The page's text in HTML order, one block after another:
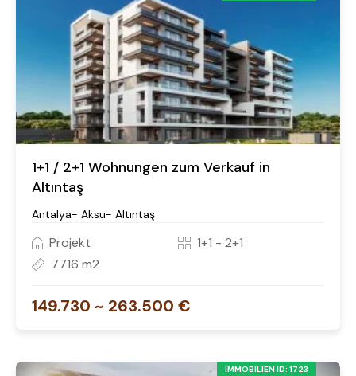
1+1 / 2+1 Wohnungen zum Verkauf in
Altıntaş
Antalya- Aksu- Altıntaş
Projekt
1+1 - 2+1
7716 m2
149.730 ~ 263.500 €
IMMOBILIEN ID: 1723